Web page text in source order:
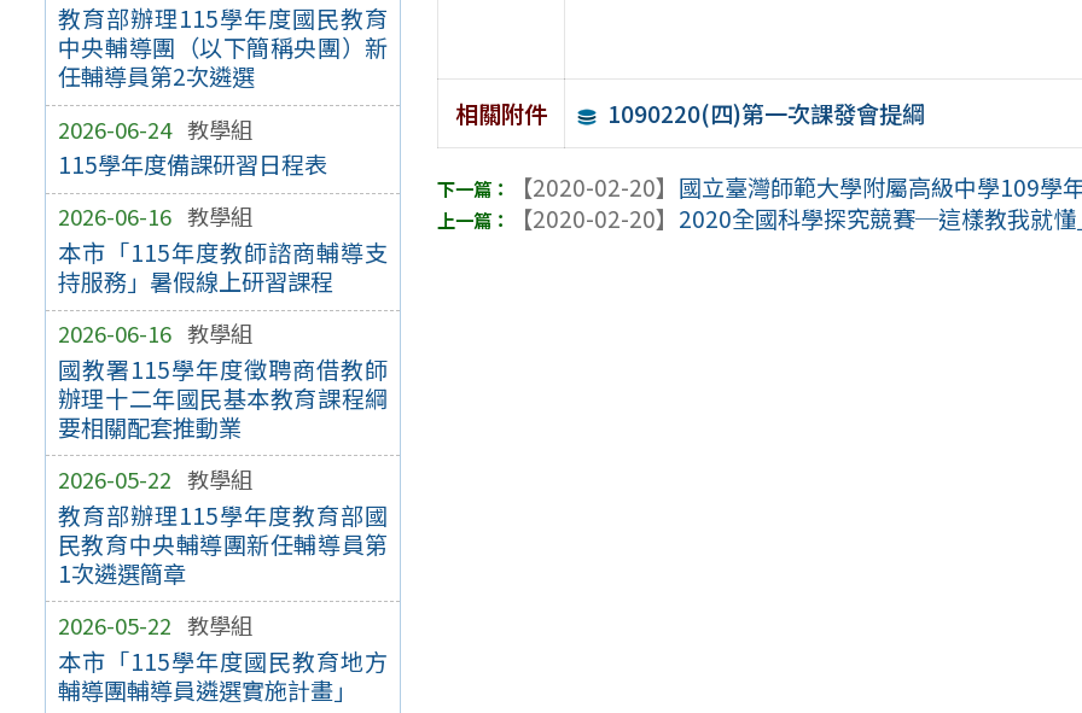
教育部辦理115學年度國民教育
中央輔導團（以下簡稱央團）新
任輔導員第2次遴選
2026-06-24 教學組
115學年度備課研習日程表
2026-06-16 教學組
本市「115年度教師諮商輔導支
持服務」暑假線上研習課程
2026-06-16 教學組
國教署115學年度徵聘商借教師
辦理十二年國民基本教育課程綱
要相關配套推動業
2026-05-22 教學組
教育部辦理115學年度教育部國
民教育中央輔導團新任輔導員第
1次遴選簡章
2026-05-22 教學組
本市「115學年度國民教育地方
輔導團輔導員遴選實施計畫」
相關附件 1090220(四)第一次課發會提綱
【2020-02-20】 國立臺灣師範大學附屬高級中學109學
【2020-02-20】 2020全國科學探究競賽─這樣教我就懂